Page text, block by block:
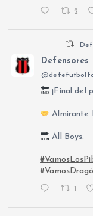
2
¡Final del
Almirante
All Boys.